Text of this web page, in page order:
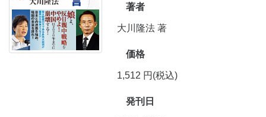
著者
大川隆法 著
価格
1,512 円(税込)
発刊日